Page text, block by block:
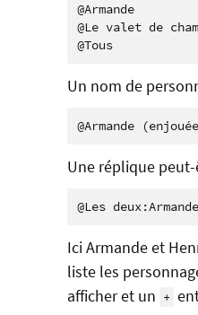
@Armande
@Le valet de
@Tous
Un nom de
Une réplique
Ici Armande et
liste les
afficher et un +